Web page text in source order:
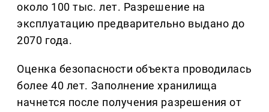
около 100 тыс. лет. Разрешение на
эксплуатацию предварительно выдано до
2070 года.
Оценка безопасности объекта проводилась
более 40 лет. Заполнение хранилища
начнется после получения разрешения от